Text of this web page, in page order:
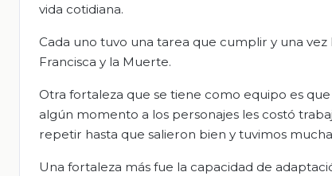
vida cotidiana.
Cada uno tuvo una tarea que cumplir y una
Francisca y la Muerte.
Otra fortaleza que se tiene como equipo es
algún momento a los personajes les costó
repetir hasta que salieron bien y tuvimos
Una fortaleza más fue la capacidad de